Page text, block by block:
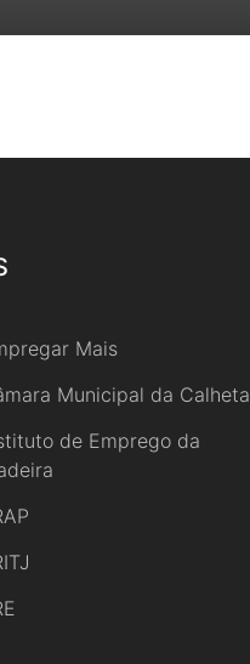
Mais
Municipal da Calheta
de Emprego da